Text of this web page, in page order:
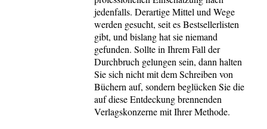
jedenfalls. Derartige Mittel und Wege
werden gesucht, seit es Bestsellerlisten
gibt, und bislang hat sie niemand
gefunden. Sollte in Ihrem Fall der
Durchbruch gelungen sein, dann halten
Sie sich nicht mit dem Schreiben von
Büchern auf, sondern beglücken Sie die
auf diese Entdeckung brennenden
Verlagskonzerne mit Ihrer Methode.